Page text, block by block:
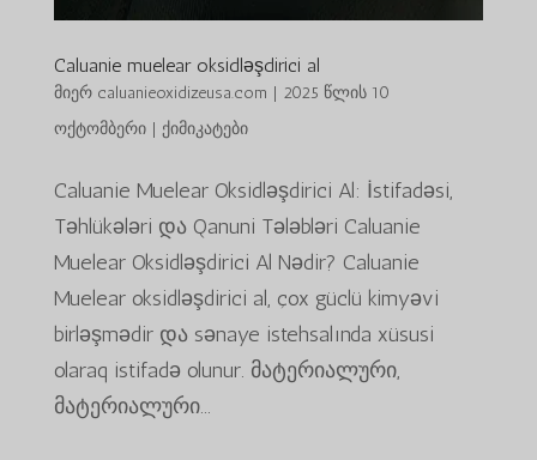
Caluanie muelear oksidləşdirici al
მიერ caluanieoxidizeusa.com
2025 წლის 10
ოქტომბერი| ქიმიკატები
Caluanie Muelear Oksidləşdirici Al: İstifadəsi,
Təhlükələri და Qanuni Tələbləri Caluanie
Muelear Oksidləşdirici Al Nədir? Caluanie
Muelear oksidləşdirici al, çox güclü kimyəvi
birləşmədir და sənaye istehsalında xüsusi
olaraq istifadə olunur. მატერიალური,
მატერიალური...